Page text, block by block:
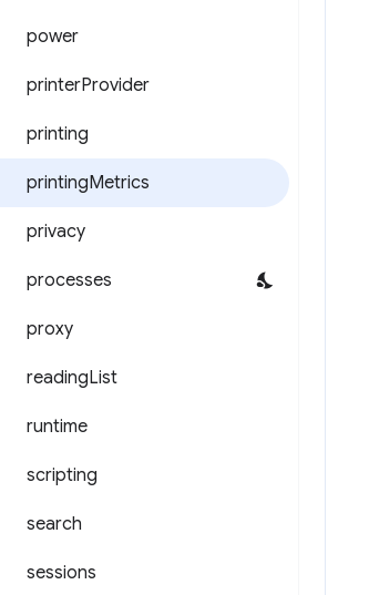
power
printerProvider
printing
printingMetrics
privacy
processes
proxy
readingList
runtime
scripting
search
sessions